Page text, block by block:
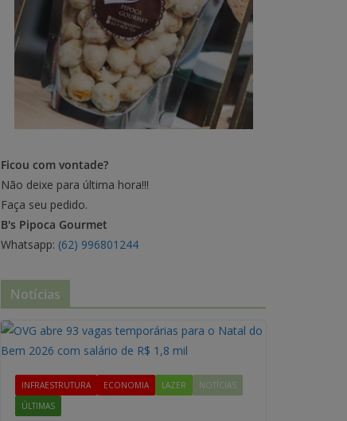
Ficou com vontade?
Não deixe para última hora!!!
Faça seu pedido.
B's Pipoca Gourmet
Whatsapp: (62) 996801244
Notícias
INFRAESTRUTURA ECONOMIA LAZER
NOTÍCIAS
ÚLTIMAS